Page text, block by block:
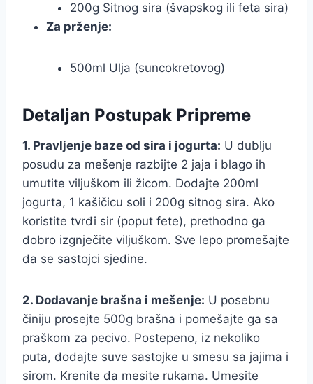
200g Sitnog sira (švapskog ili feta sira)
Za prženje:
500ml Ulja (suncokretovog)
Detaljan Postupak Pripreme
1. Pravljenje baze od sira i jogurta: U dublju
posudu za mešenje razbijte 2 jaja i blago ih
umutite viljuškom ili žicom. Dodajte 200ml
jogurta, 1 kašičicu soli i 200g sitnog sira. Ako
koristite tvrđi sir (poput fete), prethodno ga
dobro izgnječite viljuškom. Sve lepo promešajte
da se sastojci sjedine.
2. Dodavanje brašna i mešenje: U posebnu
činiju prosejte 500g brašna i pomešajte ga sa
praškom za pecivo. Postepeno, iz nekoliko
puta, dodajte suve sastojke u smesu sa jajima i
sirom. Krenite da mesite rukama. Umesite